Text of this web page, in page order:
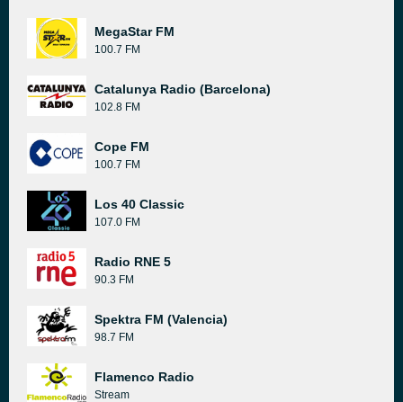
MegaStar FM
100.7 FM
Catalunya Radio (Barcelona)
102.8 FM
Cope FM
100.7 FM
Los 40 Classic
107.0 FM
Radio RNE 5
90.3 FM
Spektra FM (Valencia)
98.7 FM
Flamenco Radio
Stream